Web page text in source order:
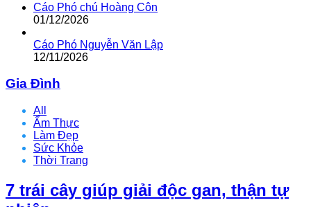
Cáo Phó chú Hoàng Côn
01/12/2026
Cáo Phó Nguyễn Văn Lập
12/11/2026
Gia Đình
All
Ẩm Thực
Làm Đẹp
Sức Khỏe
Thời Trang
7 trái cây giúp giải độc gan, thận tự